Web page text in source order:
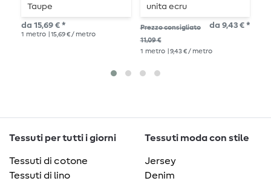
Taupe
da 15,69 € *
1 metro | 15,69 € / metro
unita ecru
Prezzo consigliato
11,09 €
da 9,43 € *
1 metro | 9,43 € / metro
Tessuti per tutti i giorni
Tessuti di cotone
Tessuti di lino
Tessuti moda con stile
Jersey
Denim